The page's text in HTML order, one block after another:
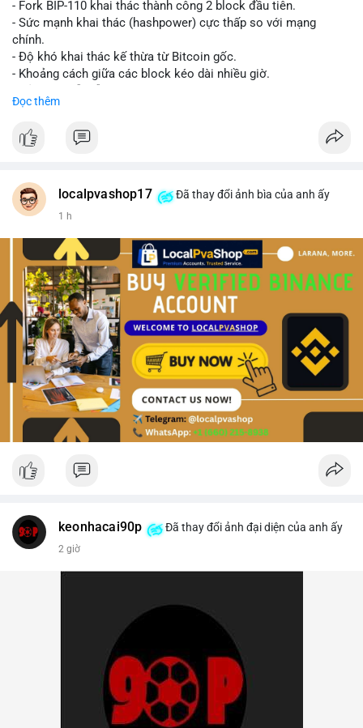
- Fork BIP-110 khai thác thành công 2 block đầu tiên.
- Sức mạnh khai thác (hashpower) cực thấp so với mạng
chính.
- Độ khó khai thác kế thừa từ Bitcoin gốc.
- Khoảng cách giữa các block kéo dài nhiều giờ.
#vlikevn #titanbot
Đọc thêm
localpvashop17 Đã thay đổi ảnh bìa của anh ấy
1 h
keonhacai90p Đã thay đổi ảnh đại diện của anh ấy
2 giờ